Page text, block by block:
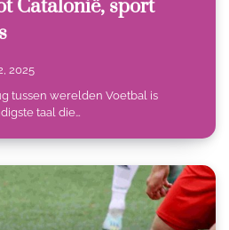
Catalonië, sport
2025
tussen werelden Voetbal is
taal die…